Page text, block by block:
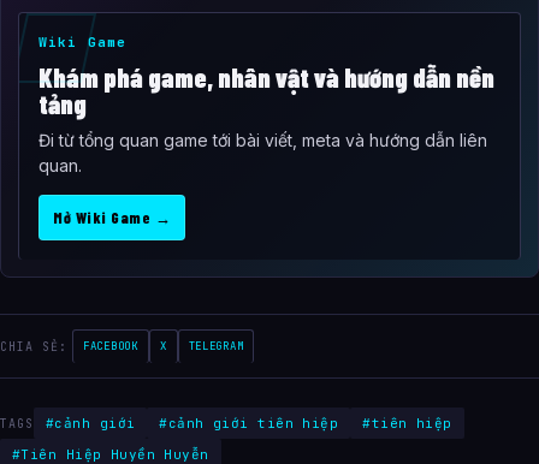
Wiki Game
Khám phá game, nhân vật và hướng dẫn nền
tảng
Đi từ tổng quan game tới bài viết, meta và hướng dẫn liên
quan.
Mở Wiki Game →
CHIA SẺ: FACEBOOK X TELEGRAM
TAGS #cảnh giới #cảnh giới tiên hiệp
#tiên hiệp
#Tiên Hiệp Huyền Huyễn